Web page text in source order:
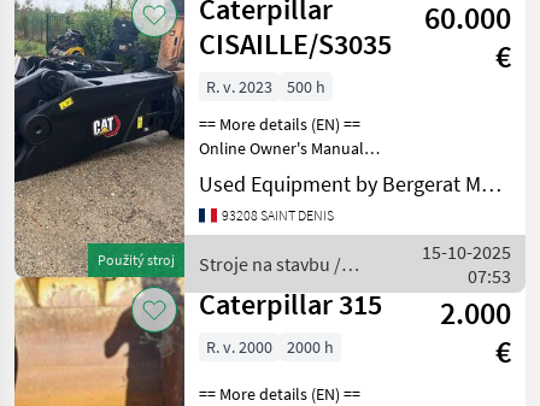
Použitý stroj
Caterpillar
CISAILLE/S3035
60.000
€
R. v. 2023
500 h
== More details (EN) ==
Online Owner's Manual
Stroje na stavbu Lyžica
bagra
Used Equipment by Bergerat Monnoyeur
93208 SAINT DENIS
Stroje na stavbu /
Caterpillar
15-10-2025
07:53
Caterpillar 315
2.000
€
R. v. 2000 2000 h
== More details (EN) ==